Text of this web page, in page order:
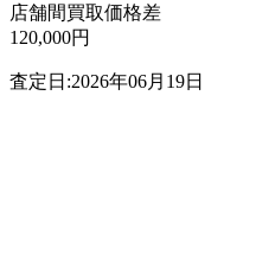
店舗間買取価格差
120,000円
査定日:2026年06月19日